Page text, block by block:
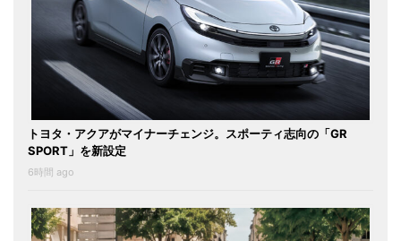
トヨタ・アクアがマイナーチェンジ。スポーティ志向の「GR
SPORT」を新設定
6時間 ago